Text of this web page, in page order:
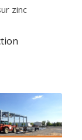
zinc